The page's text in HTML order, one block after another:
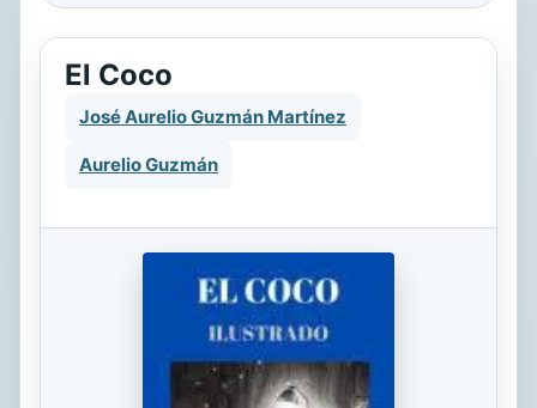
El Coco
José Aurelio Guzmán Martínez
Aurelio Guzmán